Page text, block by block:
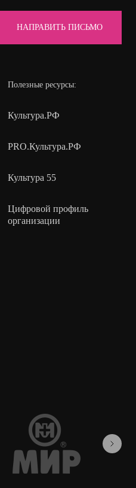
НАПРАВИТЬ ПИСЬМО
Полезные ресурсы:
Культура.РФ
PRO.Культура.РФ
Культура 55
Цифровой профиль
организации